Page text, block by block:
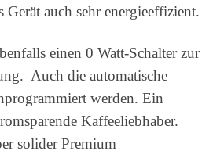
auch sehr energieeffizient.
einen 0 Watt-Schalter zur
Auch die automatische
werden. Ein
Kaffeeliebhaber.
solider Premium